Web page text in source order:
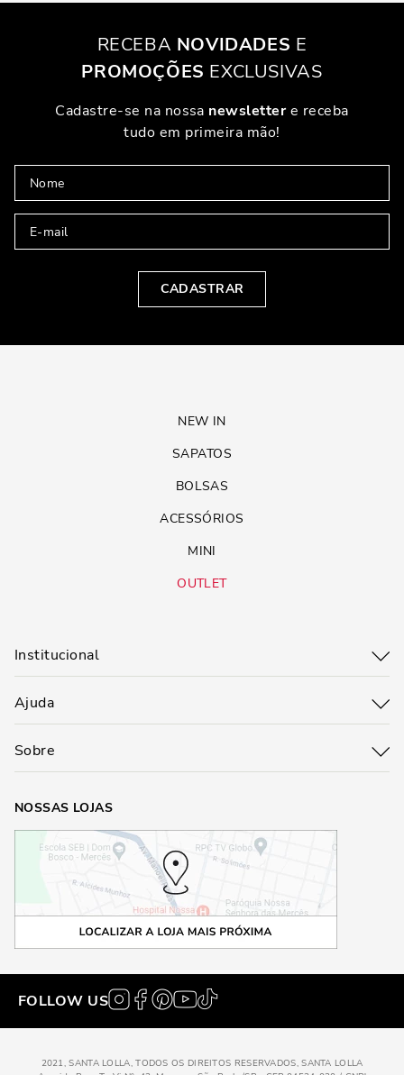
RECEBA NOVIDADES E
PROMOÇÕES EXCLUSIVAS
Cadastre-se na nossa newslettere receba
tudo em primeira mão!
CADASTRAR
NEW IN
SAPATOS
BOLSAS
ACESSÓRIOS
MINI
OUTLET
Institucional
Ajuda
Sobre
NOSSAS LOJAS
FOLLOW US
2021, SANTA LOLLA, TODOS OS DIREITOS RESERVADOS, SANTA LOLLA